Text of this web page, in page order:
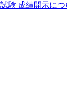
験 成績開示に